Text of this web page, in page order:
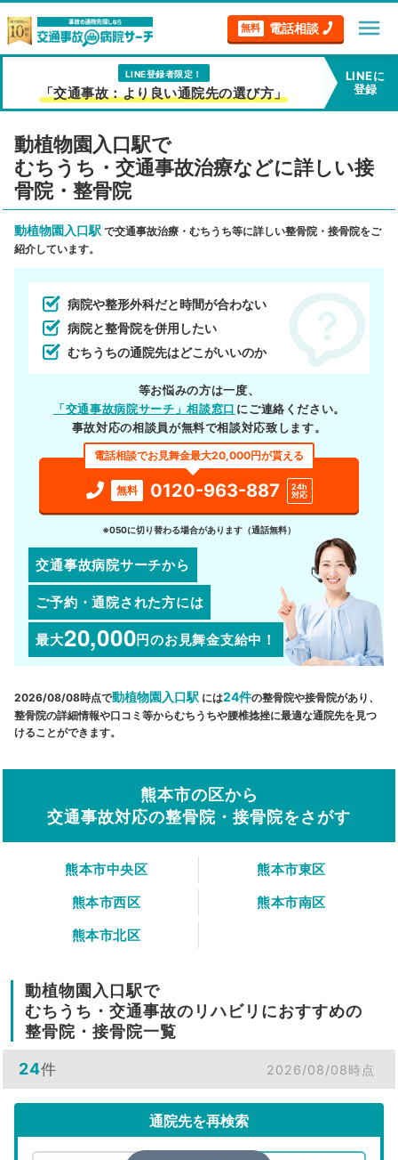
無料 電話相談 menu
LINE登録者限定！
「交通事故：より良い通院先の選び方」
LINEに
登録
動植物園入口駅で
むちうち・交通事故治療などに詳しい接
骨院・整骨院
動植物園入口駅 で交通事故治療・むちうち等に詳しい整骨院・接骨院をご
紹介しています。
病院や整形外科だと時間が合わない
病院と整骨院を併用したい
むちうちの通院先はどこがいいのか
等お悩みの方は一度、
「交通事故病院サーチ」相談窓口 にご連絡ください。
事故対応の相談員が無料で相談対応致します。
電話相談でお見舞金最大20,000円が貰える
無料 0120-963-887
24h
対応
※050に切り替わる場合があります（通話無料）
交通事故病院サーチから
ご予約・通院された方には
最大20,000円のお見舞金支給中！
2026/08/08時点で動植物園入口駅 には24件の整骨院や接骨院があり、
整骨院の詳細情報や口コミ等からむちうちや腰椎捻挫に最適な通院先を見つ
けることができます。
熊本市の区から
交通事故対応の整骨院・接骨院をさがす
熊本市中央区
熊本市東区
熊本市西区
熊本市南区
熊本市北区
動植物園入口駅で
むちうち・交通事故のリハビリにおすすめの
整骨院・接骨院一覧
24件 2026/08/08時点
通院先を再検索